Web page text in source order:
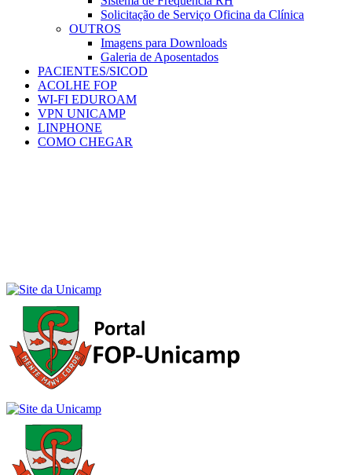
Solicitação de Serviço Oficina da Clínica
OUTROS
Imagens para Downloads
Galeria de Aposentados
PACIENTES/SICOD
ACOLHE FOP
WI-FI EDUROAM
VPN UNICAMP
LINPHONE
COMO CHEGAR